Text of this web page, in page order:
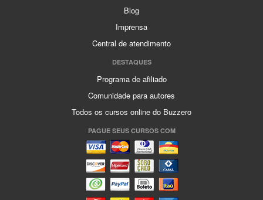
Blog
Imprensa
Central de atendimento
DESTAQUES
Programa de afiliado
Comunidade para autores
Todos os cursos online do Buzzero
PAGUE SEUS CURSOS COM